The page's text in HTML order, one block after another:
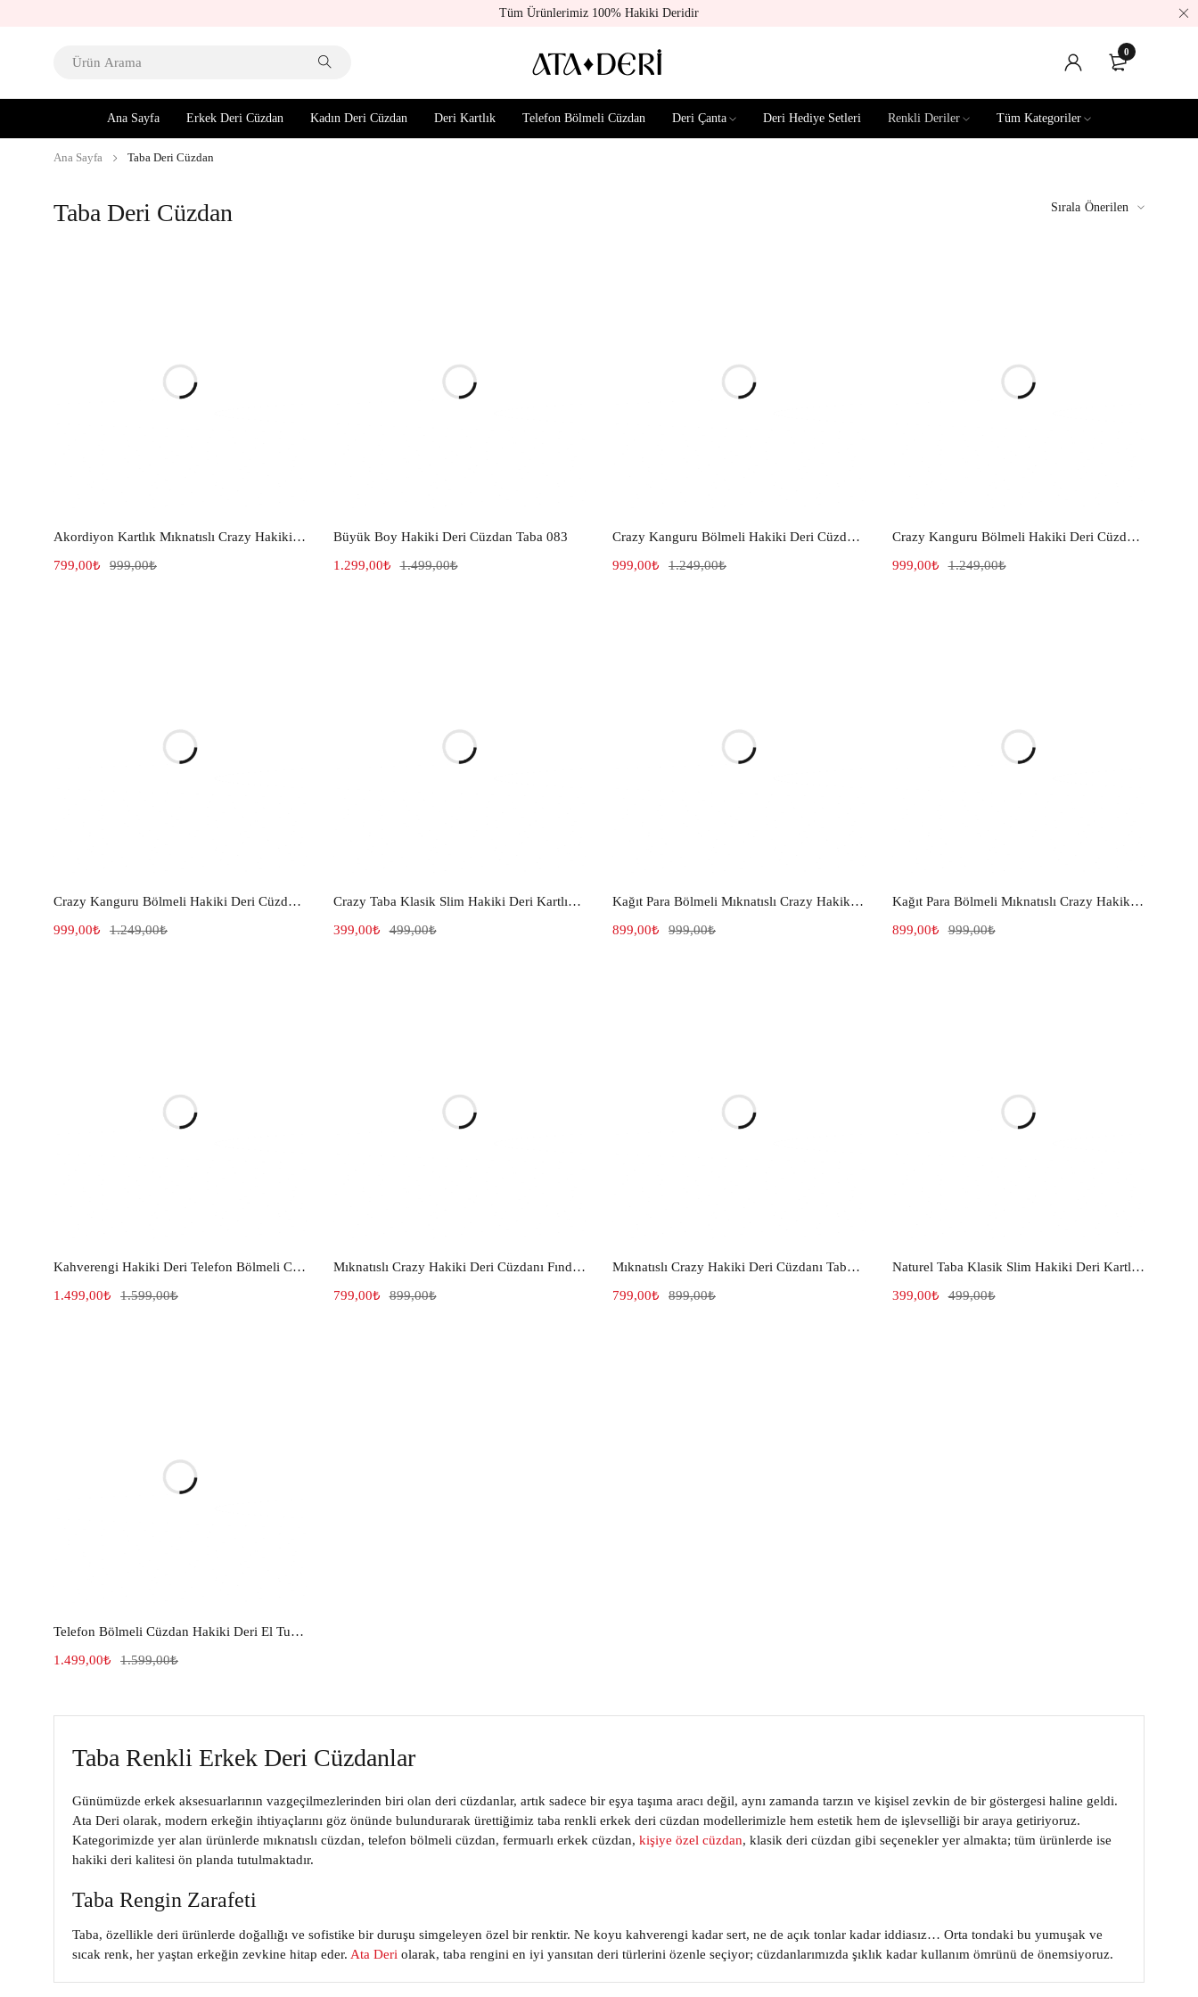
Tüm Ürünlerimiz 100% Hakiki Deridir
0
Ana Sayfa Erkek Deri Cüzdan Kadın Deri Cüzdan Deri Kartlık Telefon Bölmeli Cüzdan Deri Çanta Deri Hediye Setleri Renkli Deriler Tüm Kategoriler
Taba Deri Cüzdan
Ana Sayfa Taba Deri Cüzdan
Sırala Önerilen
Akordiyon Kartlık Mıknatıslı Crazy Hakiki Deri Fındık 382
999,00₺
799,00₺
Büyük Boy Hakiki Deri Cüzdan Taba 083
1.499,00₺
1.299,00₺
Crazy Kanguru Bölmeli Hakiki Deri Cüzdan Fındık Renk 1021
1.249,00₺
999,00₺
Crazy Kanguru Bölmeli Hakiki Deri Cüzdan Taba 1026
1.249,00₺
999,00₺
Crazy Kanguru Bölmeli Hakiki Deri Cüzdan Taba Eskitme 1025
1.249,00₺
999,00₺
Crazy Taba Klasik Slim Hakiki Deri Kartlık 053
499,00₺
399,00₺
Kağıt Para Bölmeli Mıknatıslı Crazy Hakiki Deri Kartlık 702
999,00₺
899,00₺
Kağıt Para Bölmeli Mıknatıslı Crazy Hakiki Deri Kartlık Taba 703
999,00₺
899,00₺
Kahverengi Hakiki Deri Telefon Bölmeli Cüzdan El Tutamaçlı 273
1.599,00₺
1.499,00₺
Mıknatıslı Crazy Hakiki Deri Cüzdanı Fındık 647
899,00₺
799,00₺
Mıknatıslı Crazy Hakiki Deri Cüzdanı Taba 642
899,00₺
799,00₺
Naturel Taba Klasik Slim Hakiki Deri Kartlık 056
499,00₺
399,00₺
Telefon Bölmeli Cüzdan Hakiki Deri El Tutamaçlı Fındık 272
1.599,00₺
1.499,00₺
Taba Renkli Erkek Deri Cüzdanlar
Günümüzde erkek aksesuarlarının vazgeçilmezlerinden biri olan deri cüzdanlar, artık sadece bir eşya taşıma aracı değil, aynı zamanda tarzın ve kişisel zevkin de bir göstergesi haline geldi.
Ata Deri olarak, modern erkeğin ihtiyaçlarını göz önünde bulundurarak ürettiğimiz taba renkli erkek deri cüzdan modellerimizle hem estetik hem de işlevselliği bir araya getiriyoruz.
Kategorimizde yer alan ürünlerde mıknatıslı cüzdan, telefon bölmeli cüzdan, fermuarlı erkek cüzdan, kişiye özel cüzdan, klasik deri cüzdan gibi seçenekler yer almakta; tüm ürünlerde ise
hakiki deri kalitesi ön planda tutulmaktadır.
Taba Rengin Zarafeti
Taba, özellikle deri ürünlerde doğallığı ve sofistike bir duruşu simgeleyen özel bir renktir. Ne koyu kahverengi kadar sert, ne de açık tonlar kadar iddiasız… Orta tondaki bu yumuşak ve
sıcak renk, her yaştan erkeğin zevkine hitap eder. Ata Deri olarak, taba rengini en iyi yansıtan deri türlerini özenle seçiyor; cüzdanlarımızda şıklık kadar kullanım ömrünü de önemsiyoruz.